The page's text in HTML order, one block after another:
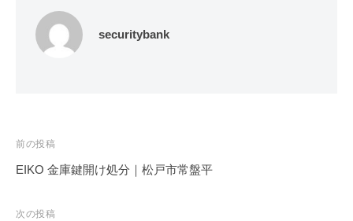
securitybank
投
稿
ビ
前の投稿
EIKO 金庫鍵開け処分｜松戸市常盤平
次の投稿